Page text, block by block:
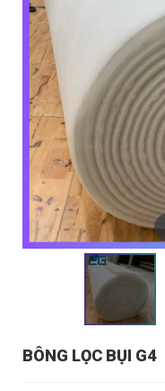
BÔNG LỌC BỤI G4